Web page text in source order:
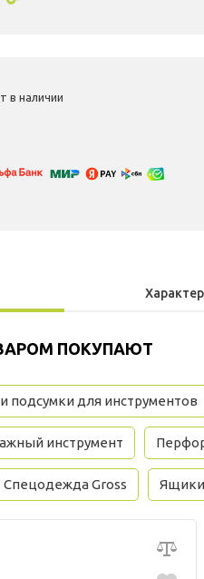
в наличии
ПОКУПАЮТ
подсумки для инструментов
инструмент
Спецодежда Gross Ящики